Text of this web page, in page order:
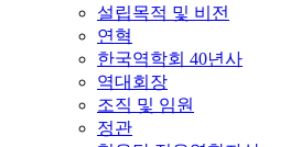
설립목적 및 비전
연혁
한국역학회 40년사
역대회장
조직 및 임원
정관